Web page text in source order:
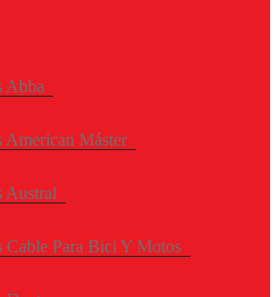
Abba
American Máster
Austral
Cable Para Bici Y Motos